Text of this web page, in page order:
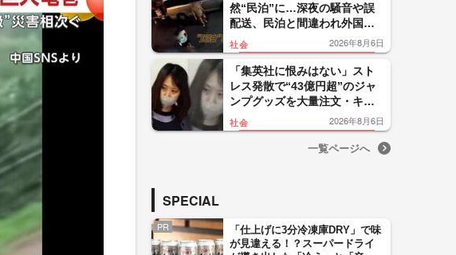
然“民泊”に…深夜の騒音や誤
配送、民泊と間違われ外国人
客が玄関取り囲む 住民悲
鳴 東京・大田区
社会 2026年8月6日
「集英社に恨みはない」スト
レス発散で“43億円超”のジャ
ンプグッズを大量注文・キャ
ンセルか 32歳女を逮捕「品
切れ前に買うと満足感」
社会 2026年8月6日
一覧ページへ
SPECIAL
PR
「仕上げに3分冷凍庫DRY」で味
が見違える！？スーパードライ